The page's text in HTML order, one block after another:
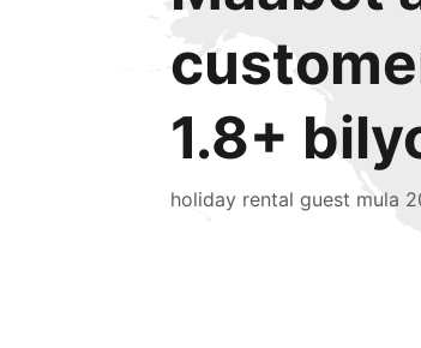
1.8+
holiday rental guest mula